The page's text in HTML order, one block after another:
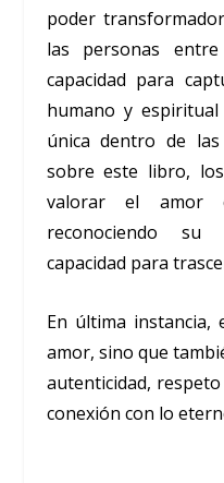
poder
las personas
capacidad para
humano y
única dentro de
sobre este libro,
valorar el amor
reconociendo su
capacidad para
En última
amor, sino que
autenticidad,
conexión con lo